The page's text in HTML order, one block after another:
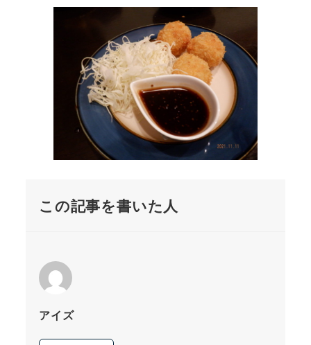
この記事を書いた人
アイズ